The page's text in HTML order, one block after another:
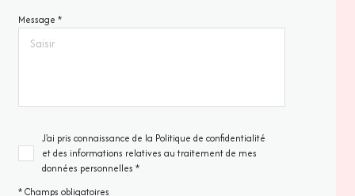
Message *
J'ai pris connaissance de la Politique de confidentialité
et des informations relatives au traitement de mes
données personnelles *
* Champs obligatoires